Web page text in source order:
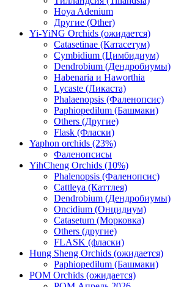
Hoya Adenium
Другие (Other)
Yi-YiNG Orchids (ожидается)
Catasetinae (Катасетум)
Cymbidium (Цимбидиум)
Dendrobium (Дендробиумы)
Habenaria и Haworthia
Lycaste (Ликаста)
Phalaenopsis (Фаленопсис)
Paphiopedilum (Башмаки)
Others (Другие)
Flask (Фласки)
Yaphon orchids (23%)
Фаленопсисы
YihCheng Orchids (10%)
Phalenopsis (Фаленопсис)
Cattleya (Каттлея)
Dendrobium (Дендробиумы)
Oncidium (Онцидиум)
Catasetum (Морковка)
Others (другие)
FLASK (фласки)
Hung Sheng Orchids (ожидается)
Paphiopedilum (Башмаки)
POM Orchids (ожидается)